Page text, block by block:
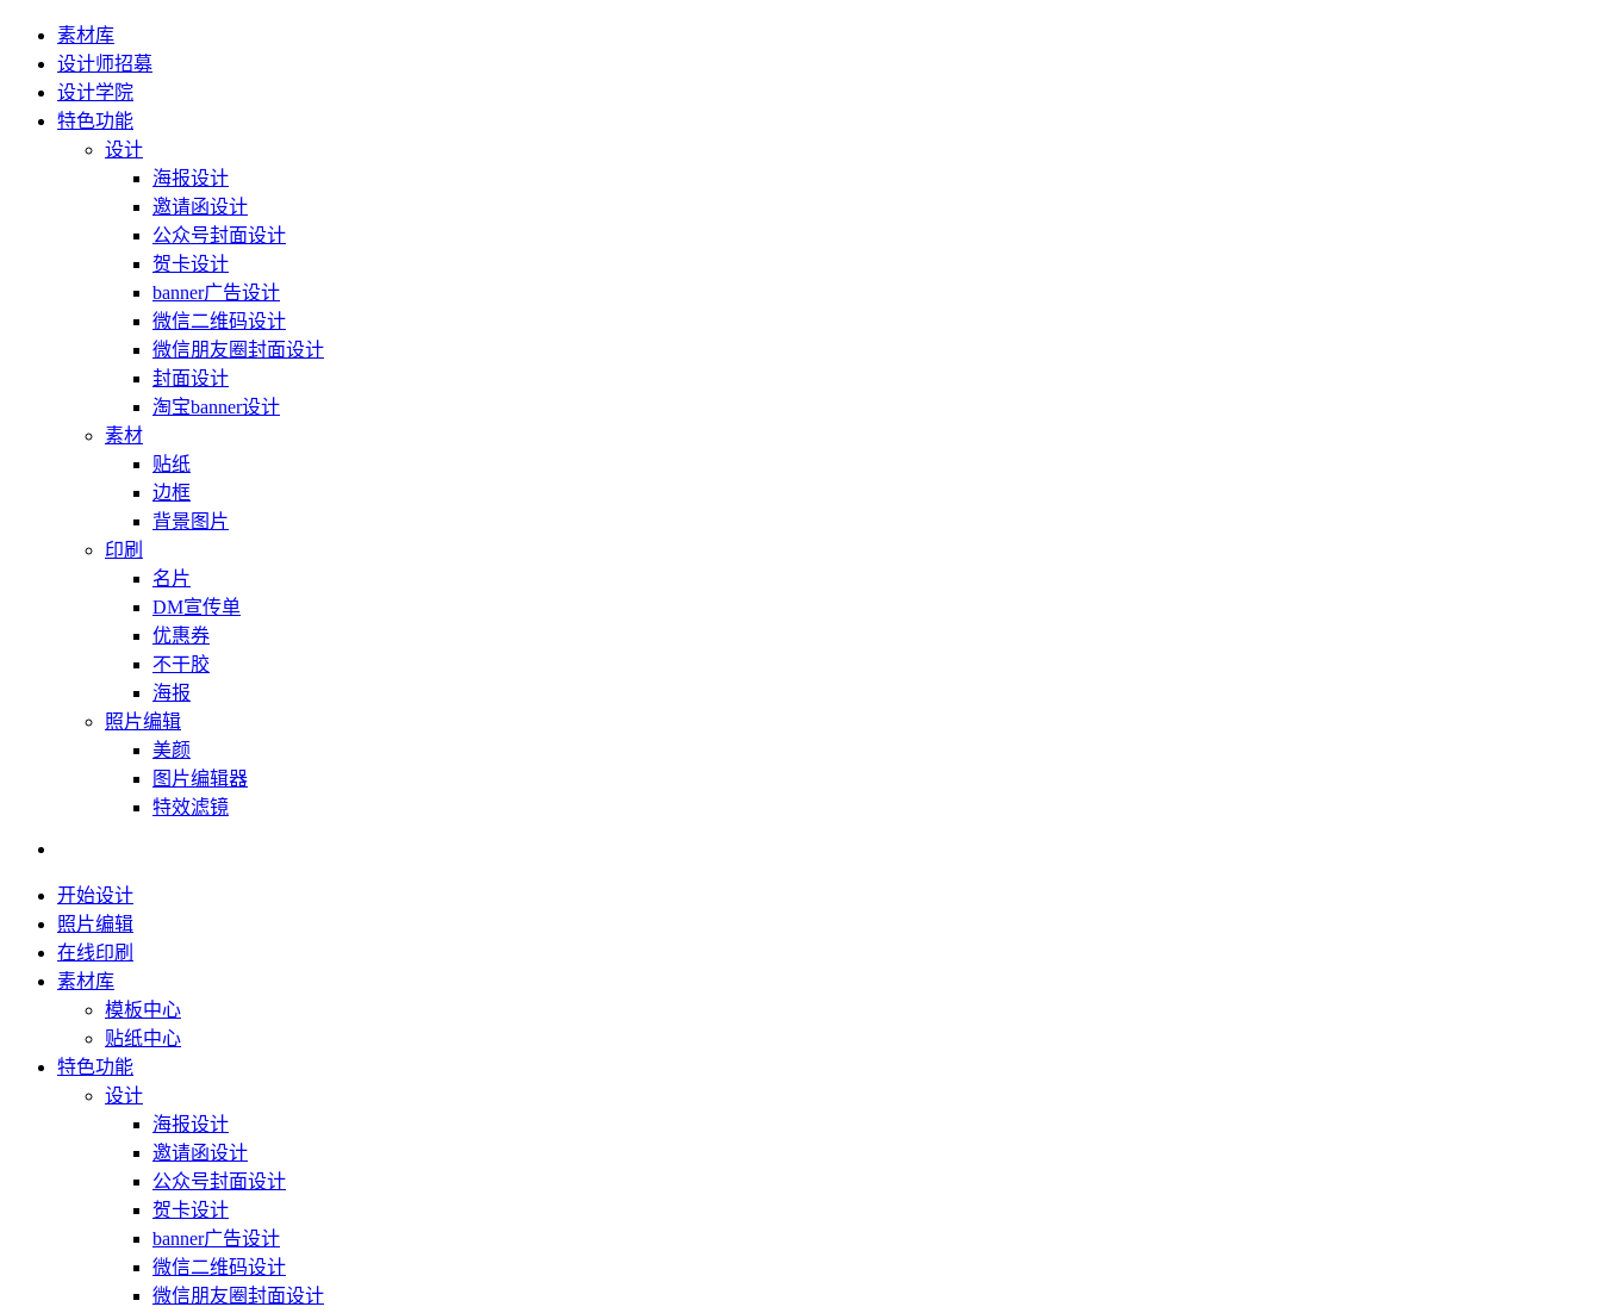
素材库
设计师招募
设计学院
特色功能
设计
海报设计
邀请函设计
公众号封面设计
贺卡设计
banner广告设计
微信二维码设计
微信朋友圈封面设计
封面设计
淘宝banner设计
素材
贴纸
边框
背景图片
印刷
名片
DM宣传单
优惠券
不干胶
海报
照片编辑
美颜
图片编辑器
特效滤镜
开始设计
照片编辑
在线印刷
素材库
模板中心
贴纸中心
特色功能
设计
海报设计
邀请函设计
公众号封面设计
贺卡设计
banner广告设计
微信二维码设计
微信朋友圈封面设计